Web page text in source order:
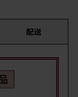
配送